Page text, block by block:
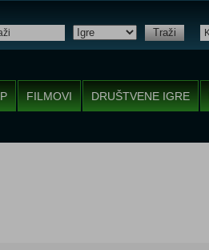
Traži
FILMOVI DRUŠTVENE IGRE